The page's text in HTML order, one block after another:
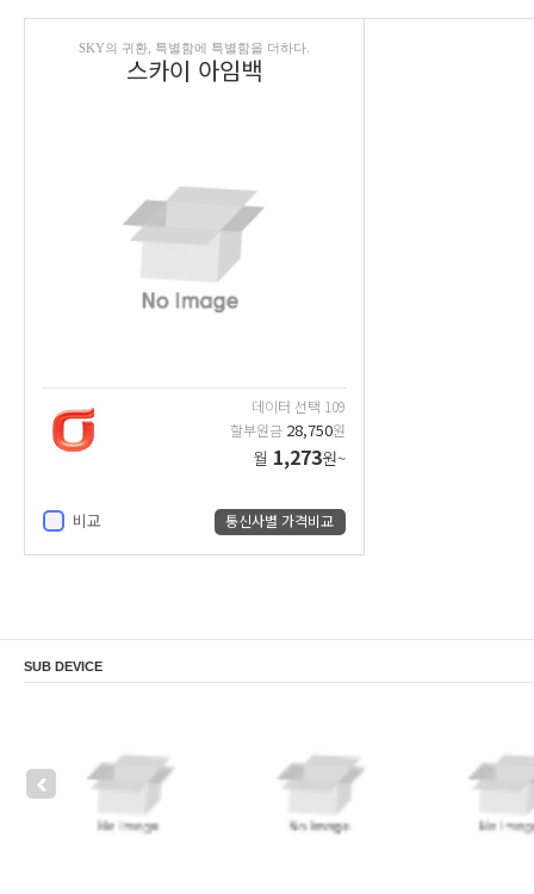
SKY의 귀환, 특별함에 특별함을 더하다.
스카이 아임백
데이터 선택 109
할부원금 28,750원
월 1,273원~
비교 통신사별 가격비교
SUB DEVICE